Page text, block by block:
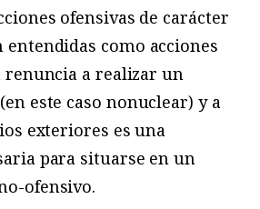
ofensivas de carácter
como acciones
renuncia a realizar un
este caso nonuclear) y a
exteriores es una
para situarse en un
ofensivo.